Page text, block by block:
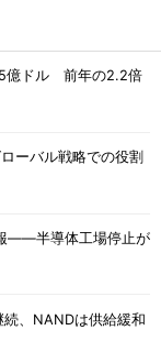
億ドル 前年の2.2倍
ーバル戦略での役割
――半導体工場停止が
、NANDは供給緩和